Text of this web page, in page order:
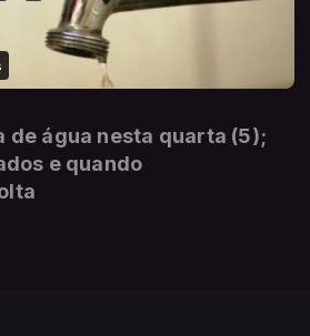
de água nesta quarta (5);
e quando